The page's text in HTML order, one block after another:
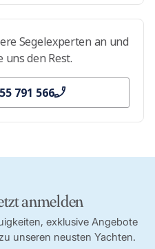
Segelexperten an und
uns den Rest.
791 566
anmelden
exklusive Angebote
unseren neusten Yachten.